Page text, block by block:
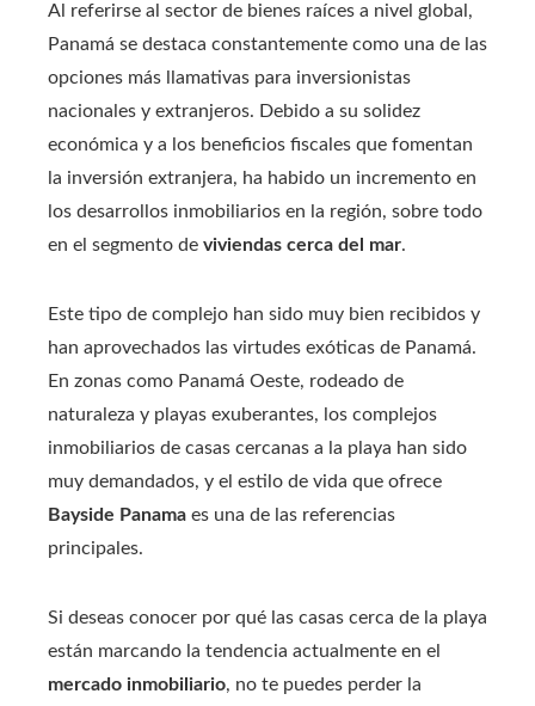
Al referirse al sector de bienes raíces a nivel global,
Panamá se destaca constantemente como una de las
opciones más llamativas para inversionistas
nacionales y extranjeros. Debido a su solidez
económica y a los beneficios fiscales que fomentan
la inversión extranjera, ha habido un incremento en
los desarrollos inmobiliarios en la región, sobre todo
en el segmento de viviendas cerca del mar.
Este tipo de complejo han sido muy bien recibidos y
han aprovechados las virtudes exóticas de Panamá.
En zonas como Panamá Oeste, rodeado de
naturaleza y playas exuberantes, los complejos
inmobiliarios de casas cercanas a la playa han sido
muy demandados, y el estilo de vida que ofrece
Bayside Panama es una de las referencias
principales.
Si deseas conocer por qué las casas cerca de la playa
están marcando la tendencia actualmente en el
mercado inmobiliario, no te puedes perder la